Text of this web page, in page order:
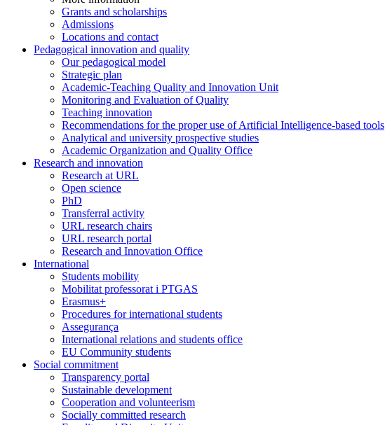
Grants and scholarships
Admissions
Locations and contact
Pedagogical innovation and quality
Our pedagogical model
Strategic plan
Academic-Teaching Quality and Innovation Unit
Monitoring and Evaluation of Quality
Teaching innovation
Recommendations for the proper use of Artificial Intelligence-based tools
Analytical and university prospective studies
Academic Organization and Quality Office
Research and innovation
Research at URL
Open science
PhD
Transferral activity
URL research chairs
URL research portal
Research and Innovation Office
International
Students mobility
Mobilitat professorat i PTGAS
Erasmus+
Procedures for international students
Assegurança
International relations and students office
EU Community students
Social commitment
Transparency portal
Sustainable development
Cooperation and volunteerism
Socially committed research